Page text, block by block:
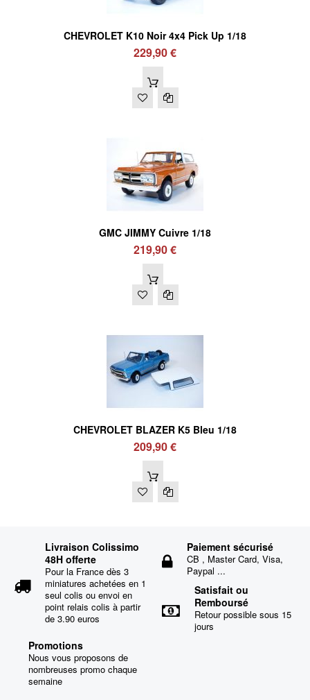
CHEVROLET K10 Noir 4x4 Pick Up 1/18
229,90 €
GMC JIMMY Cuivre 1/18
219,90 €
CHEVROLET BLAZER K5 Bleu 1/18
209,90 €
Livraison Colissimo
48H offerte
Pour la France dès 3
miniatures achetées en 1
seul colis ou envoi en
point relais colis à partir
de 3.90 euros
Paiement sécurisé
CB , Master Card, Visa,
Paypal ...
Satisfait ou
Remboursé
Retour possible sous 15
jours
Promotions
Nous vous proposons de
nombreuses promo chaque
semaine